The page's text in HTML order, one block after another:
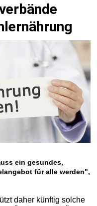
ein gesundes,
für alle werden",
daher künftig solche